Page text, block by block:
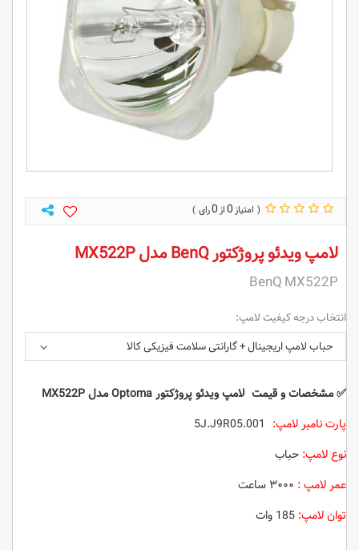
0
0
لامپ ویدئو پروژکتور BenQ مدل MX522P
BenQ MX522P
انتخاب درجه کیفیت لامپ:
حباب لامپ اریجینال + گارانتی سلامت فیزیکی کالا
✅مشخصات و قیمت لامپ ویدئو پروژکتور Optoma مدل MX522P
پارت نامبر لامپ:
نوع لامپ: حباب
عمر لامپ : ۳۰۰۰ ساعت
توان لامپ: